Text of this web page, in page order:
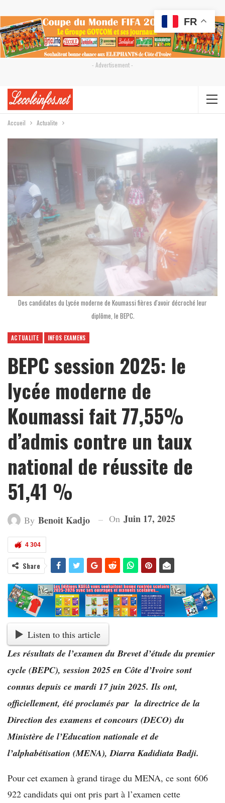
- Advertisement -
Accueil Actualite
Des candidates du Lycée moderne de Koumassi fières d'avoir décroché leur
diplôme, le BEPC.
ACTUALITE INFOS EXAMENS
BEPC session 2025: le
lycée moderne de
Koumassi fait 77,55%
d’admis contre un taux
national de réussite de
51,41 %
By Benoit Kadjo On Juin 17, 2025
4 304
Share
Listen to this article
Les résultats de l’examen du Brevet d’étude du premier
cycle (BEPC), session 2025 en Côte d’Ivoire sont
connus depuis ce mardi 17 juin 2025. Ils ont,
officiellement, été proclamés par ladirectricede la
Directiondes examens et concours (DECO) du
Ministère de l’Education nationale et de
l’alphabétisation (MENA), Diarra Kadidiata Badji.
Pour cet examen à grand tirage du MENA, ce sont 606
922 candidats qui ont pris part à l’examen cette
FR